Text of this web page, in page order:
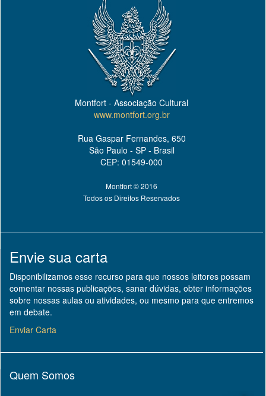
Montfort - Associação Cultural
www.montfort.org.br
Rua Gaspar Fernandes, 650
São Paulo - SP - Brasil
CEP: 01549-000
Montfort © 2016
Todos os Direitos Reservados
Envie sua carta
Disponibilizamos esse recurso para que nossos leitores possam
comentar nossas publicações, sanar dúvidas, obter informações
sobre nossas aulas ou atividades, ou mesmo para que entremos
em debate.
Enviar Carta
Quem Somos